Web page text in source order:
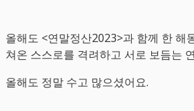
올해도 <연말정산2023>과 함께 한 해
쳐온 스스로를 격려하고 서로 보듬는
올해도 정말 수고 많으셨어요.